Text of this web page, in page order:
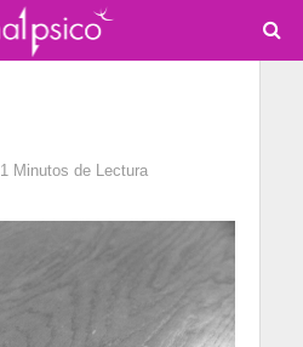
1 Minutos de Lectura